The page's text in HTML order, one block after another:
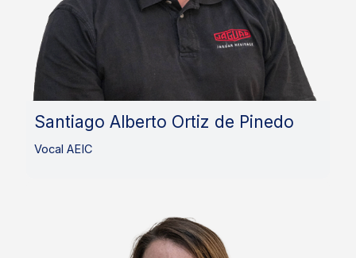
Santiago Alberto Ortiz de Pinedo
Vocal AEIC